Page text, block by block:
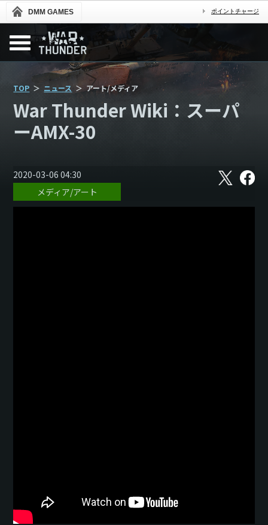
DMM GAMES ポイントチャージ
TOP ニュース アート/メディア
War Thunder Wiki：スーパ
ーAMX-30
2020-03-06 04:30 X フ
ェ
ス
メディア/アート